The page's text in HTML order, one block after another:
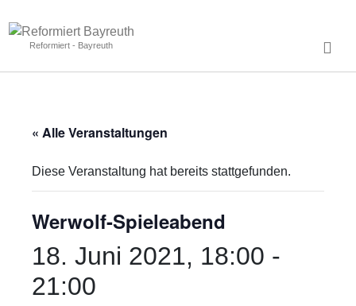
Reformiert - Bayreuth
« Alle Veranstaltungen
Diese Veranstaltung hat bereits stattgefunden.
Werwolf-Spieleabend
18. Juni 2021, 18:00 -
21:00